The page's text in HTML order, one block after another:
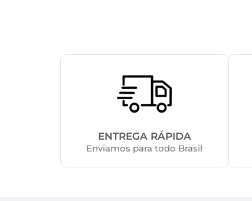
ENTREGA RÁPIDA
Enviamos para todo Brasil